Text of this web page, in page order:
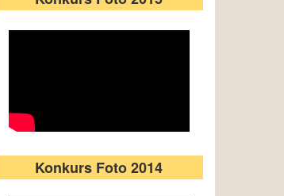
Konkurs Foto 2014